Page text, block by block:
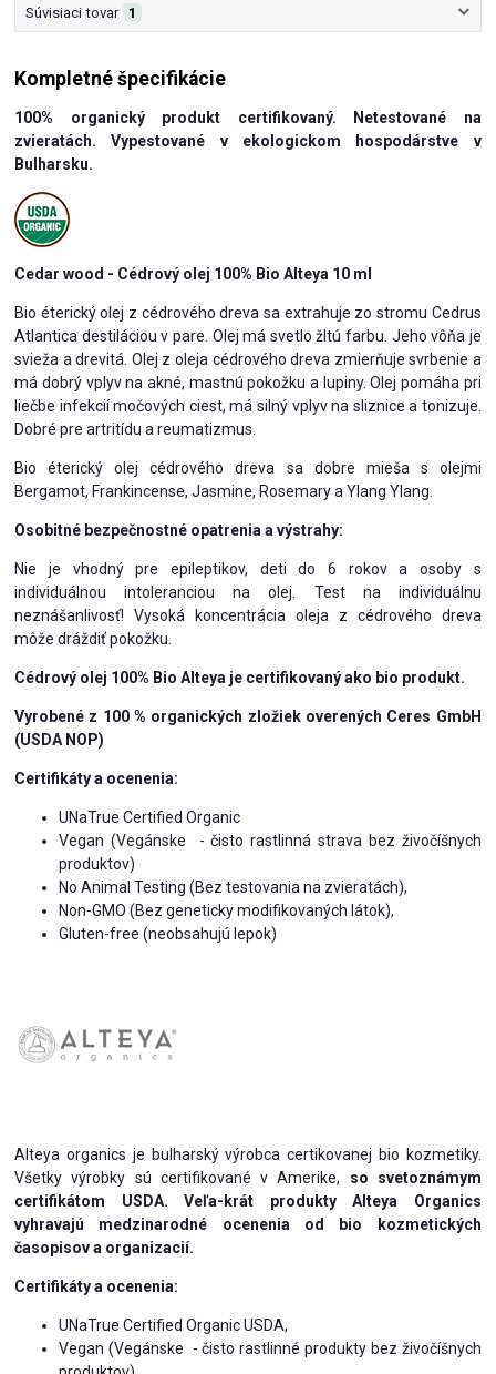
Súvisiaci tovar 1
Kompletné špecifikácie
100% organický produkt certifikovaný. Netestované na
zvieratách. Vypestované v ekologickom hospodárstve v
Bulharsku.
Cedar wood - Cédrový olej 100% Bio Alteya 10 ml
Bio éterický olej z cédrového dreva sa extrahuje zo stromu Cedrus
Atlantica destiláciou v pare. Olej má svetlo žltú farbu. Jeho vôňa je
svieža a drevitá. Olej z oleja cédrového dreva zmierňuje svrbenie a
má dobrý vplyv na akné, mastnú pokožku a lupiny. Olej pomáha pri
liečbe infekcií močových ciest, má silný vplyv na sliznice a tonizuje.
Dobré pre artritídu a reumatizmus.
Bio éterický olej cédrového dreva sa dobre mieša s olejmi
Bergamot, Frankincense, Jasmine, Rosemary a Ylang Ylang.
Osobitné bezpečnostné opatrenia a výstrahy:
Nie je vhodný pre epileptikov, deti do 6 rokov a osoby s
individuálnou intoleranciou na olej. Test na individuálnu
neznášanlivosť! Vysoká koncentrácia oleja z cédrového dreva
môže dráždiť pokožku.
Cédrový olej 100% Bio Alteya je certifikovaný ako bio produkt.
Vyrobené z 100 % organických zložiek overených Ceres GmbH
(USDA NOP)
Certifikáty a ocenenia:
UNaTrue Certified Organic
Vegan (Vegánske - čisto rastlinná strava bez živočíšnych
produktov)
No Animal Testing (Bez testovania na zvieratách),
Non-GMO (Bez geneticky modifikovaných látok),
Gluten-free (neobsahujú lepok)
Alteya organics je bulharský výrobca certikovanej bio kozmetiky.
Všetky výrobky sú certifikované v Amerike, so svetoznámym
certifikátom USDA. Veľa-krát produkty Alteya Organics
vyhravajú medzinarodné ocenenia od bio kozmetických
časopisov a organizacií.
Certifikáty a ocenenia:
UNaTrue Certified Organic USDA,
Vegan (Vegánske - čisto rastlinné produkty bez živočíšnych